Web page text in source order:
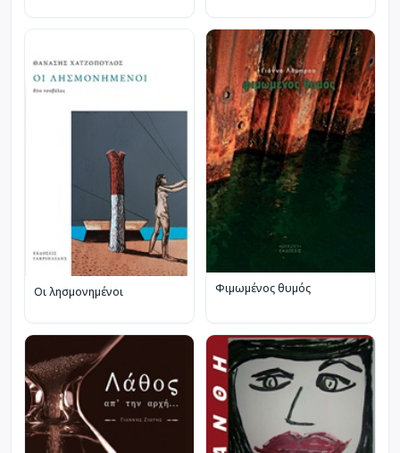
Οι λησμονημένοι Φιμωμένος θυμός